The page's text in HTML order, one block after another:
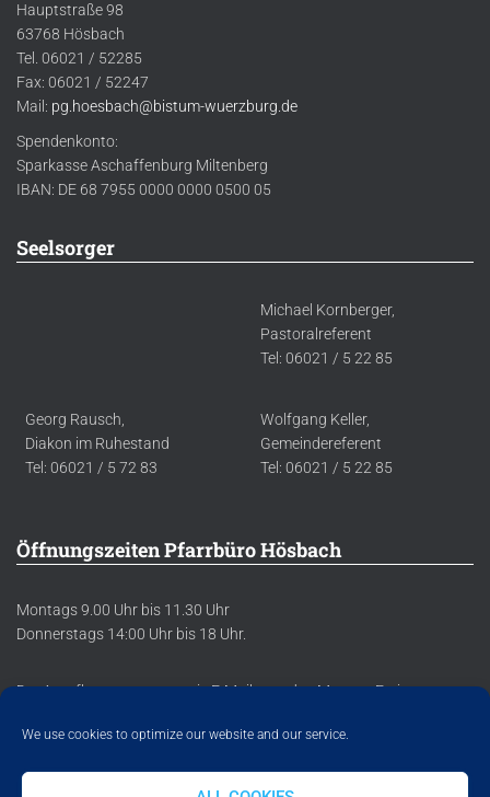
We use cookies to optimize our website and our service.
Hauptstraße 98
63768 Hösbach
Tel. 06021 / 52285
Fax: 06021 / 52247
Mail: pg.hoesbach@bistum-wuerzburg.de
Spendenkonto:
Sparkasse Aschaffenburg Miltenberg
IBAN: DE 68 7955 0000 0000 0500 05
Seelsorger
Michael Kornberger,
Pastoralreferent
Tel: 06021 / 5 22 85
Georg Rausch,
Diakon im Ruhestand
Tel: 06021 / 5 72 83
Wolfgang Keller,
Gemeindereferent
Tel: 06021 / 5 22 85
Öffnungszeiten Pfarrbüro Hösbach
Montags 9.00 Uhr bis 11.30 Uhr
Donnerstags 14:00 Uhr bis 18 Uhr.
Der Anrufbeantworter sowie E-Mails werden Montag-Freitag